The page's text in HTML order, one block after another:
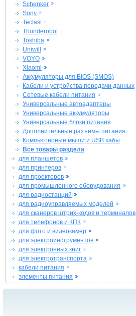
Schenker
Sony
Teclast
Thunderobot
Toshiba
Uniwill
VOYO
Xiaomi
Аккумуляторы для BIOS (SMOS)
Кабели и устройства передачи данных
Сетевые кабели питания
Универсальные автоадаптеры
Универсальные аккумуляторы
Универсальные блоки питания
Дополнительные разъемы питания
Компьютерные мыши и USB хабы
Все товары раздела
для планшетов
для принтеров
для проекторов
для промышленного оборудования
для радиостанций
для радиоуправляемых моделей
для сканеров штрих-кодов и терминалов
для телефонов и КПК
для фото и видеокамер
для электроинструментов
для электронных книг
для электротранспорта
кабели питания
элементы питания